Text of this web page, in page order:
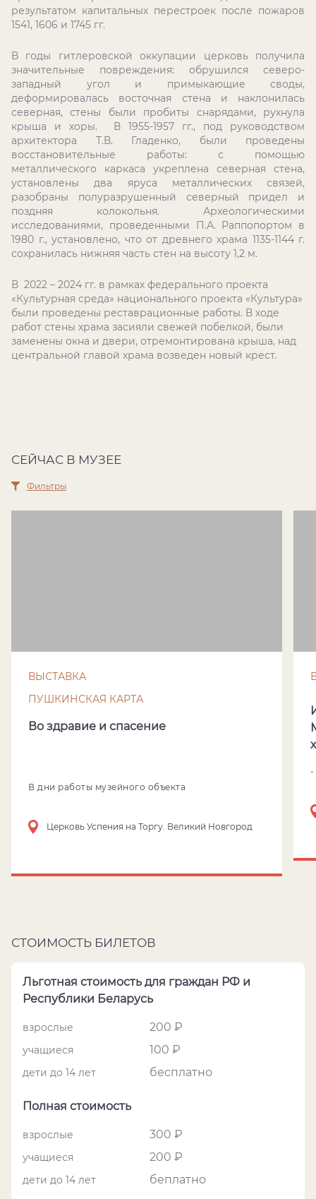
результатом капитальных перестроек после пожаров
1541, 1606 и 1745 гг.
В годы гитлеровской оккупации церковь получила
значительные повреждения: обрушился северо-
западный угол и примыкающие своды,
деформировалась восточная стена и наклонилась
северная, стены были пробиты снарядами, рухнула
крыша и хоры. В 1955-1957 гг., под руководством
архитектора Т.В. Гладенко, были проведены
восстановительные работы: с помощью
металлического каркаса укреплена северная стена,
установлены два яруса металлических связей,
разобраны полуразрушенный северный придел и
поздняя колокольня. Археологическими
исследованиями, проведенными П.А. Раппопортом в
1980 г., установлено, что от древнего храма 1135-1144 г.
сохранилась нижняя часть стен на высоту 1,2 м.
В 2022 – 2024 гг. в рамках федерального проекта
«Культурная среда» национального проекта «Культура»
были проведены реставрационные работы. В ходе
работ стены храма засияли свежей побелкой, были
заменены окна и двери, отремонтирована крыша, над
центральной главой храма возведен новый крест.
СЕЙЧАС В МУЗЕЕ
Фильтры
ВЫСТАВКА
ПУШКИНСКАЯ КАРТА
Во здравие и спасение
В дни работы музейного объекта
Церковь Успения на Торгу. Великий Новгород
-
СТОИМОСТЬ БИЛЕТОВ
Льготная стоимость для граждан РФ и
Республики Беларусь
взрослые 200 ₽
учащиеся 100 ₽
дети до 14 лет бесплатно
Полная стоимость
взрослые 300 ₽
учащиеся 200 ₽
дети до 14 лет
беплатно